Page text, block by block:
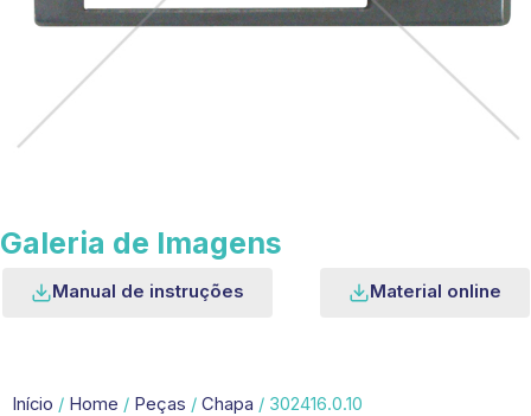
Galeria de Imagens
Manual de instruções Material online
Início / Home / Peças / Chapa / 302416.0.10